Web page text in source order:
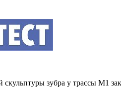
скульптуры зубра у трассы М1